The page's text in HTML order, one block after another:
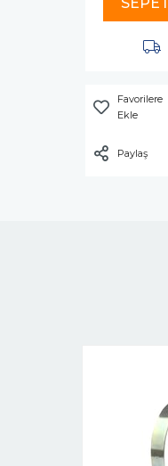
Favorilere
Ekle
Paylaş